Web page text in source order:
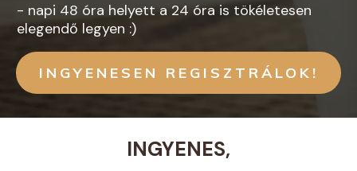
- napi 48 óra helyett a 24 óra is tökéletesen
elegendő legyen :)
INGYENESEN REGISZTRÁLOK!
INGYENES,